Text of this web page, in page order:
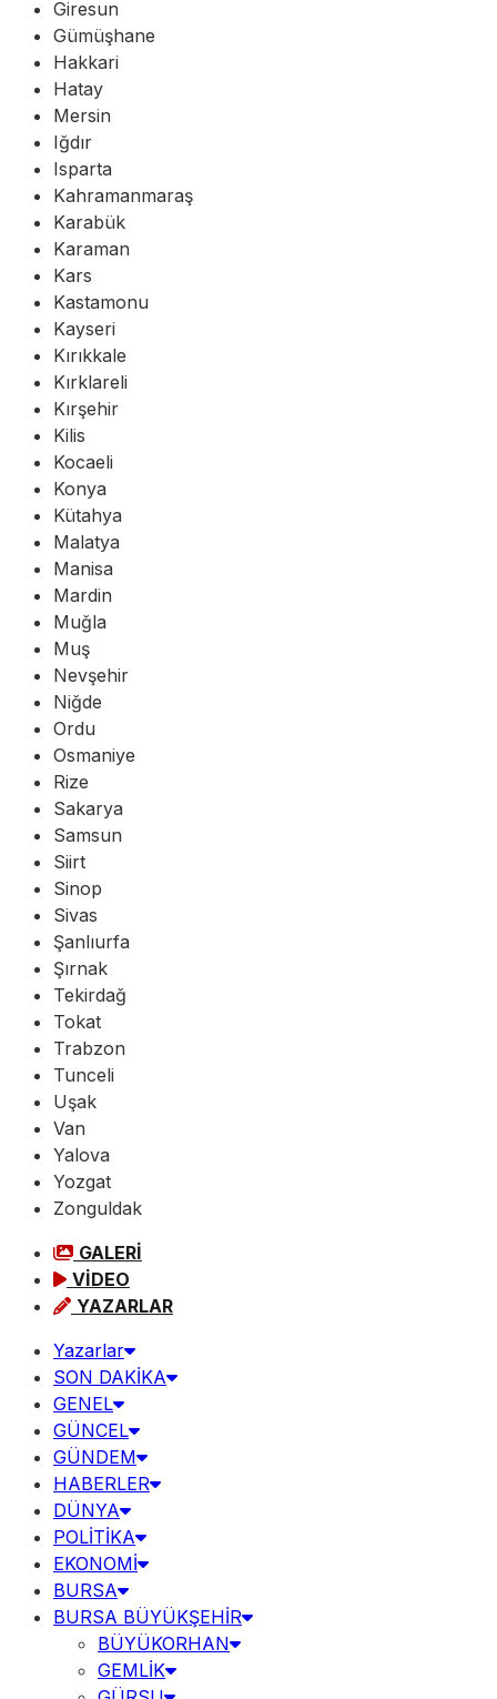
Giresun
Gümüşhane
Hakkari
Hatay
Mersin
Iğdır
Isparta
Kahramanmaraş
Karabük
Karaman
Kars
Kastamonu
Kayseri
Kırıkkale
Kırklareli
Kırşehir
Kilis
Kocaeli
Konya
Kütahya
Malatya
Manisa
Mardin
Muğla
Muş
Nevşehir
Niğde
Ordu
Osmaniye
Rize
Sakarya
Samsun
Siirt
Sinop
Sivas
Şanlıurfa
Şırnak
Tekirdağ
Tokat
Trabzon
Tunceli
Uşak
Van
Yalova
Yozgat
Zonguldak
GALERİ
VİDEO
YAZARLAR
Yazarlar
SON DAKİKA
GENEL
GÜNCEL
GÜNDEM
HABERLER
DÜNYA
POLİTİKA
EKONOMİ
BURSA
BURSA BÜYÜKŞEHİR
BÜYÜKORHAN
GEMLİK